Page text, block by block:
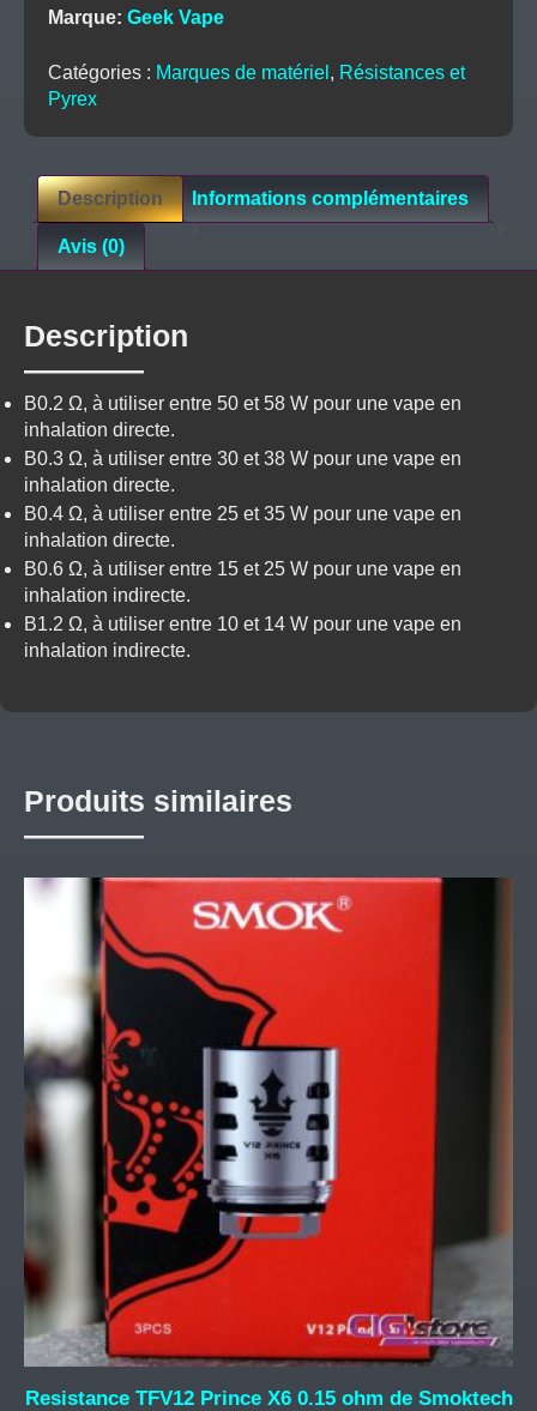
Zeus
-
Geekvape
Marque: Geek Vape
Catégories : Marques de matériel , Résistances et
Pyrex
Description Informations complémentaires
Avis (0)
Description
B0.2 Ω, à utiliser entre 50 et 58 W pour une vape en
inhalation directe.
B0.3 Ω, à utiliser entre 30 et 38 W pour une vape en
inhalation directe.
B0.4 Ω, à utiliser entre 25 et 35 W pour une vape en
inhalation directe.
B0.6 Ω, à utiliser entre 15 et 25 W pour une vape en
inhalation indirecte.
B1.2 Ω, à utiliser entre 10 et 14 W pour une vape en
inhalation indirecte.
Produits similaires
Resistance TFV12 Prince X6 0.15 ohm de Smoktech